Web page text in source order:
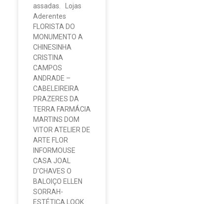
assadas. Lojas
Aderentes
FLORISTA DO
MONUMENTO A
CHINESINHA
CRISTINA
CAMPOS
ANDRADE –
CABELEIREIRA
PRAZERES DA
TERRA FARMÁCIA
MARTINS DOM
VITOR ATELIER DE
ARTE FLOR
INFORMOUSE
CASA JOAL
D’CHAVES O
BALOIÇO ELLEN
SORRAH-
ESTÉTICA LOOK